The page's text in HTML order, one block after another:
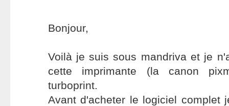
Bonjour,
Voilà je suis sous mandriva et je
cette imprimante (la canon
turboprint.
Avant d'acheter le logiciel complet